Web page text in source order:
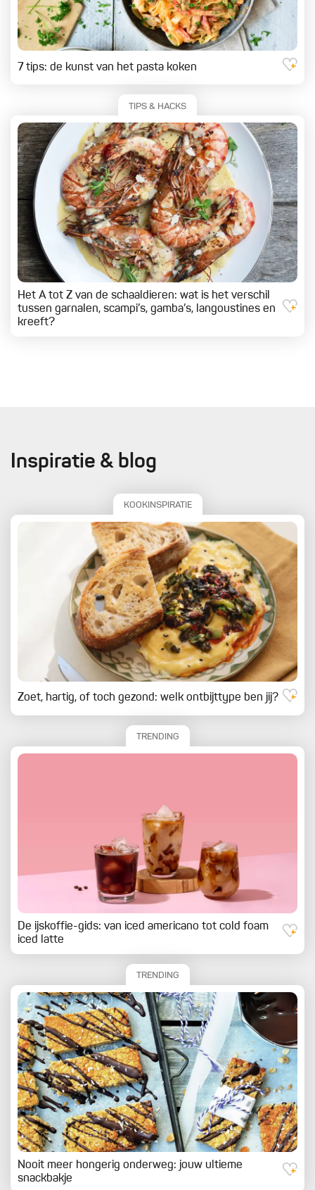
7 tips: de kunst van het pasta koken
TIPS & HACKS
Het A tot Z van de schaaldieren: wat is het verschil
tussen garnalen, scampi’s, gamba’s, langoustines en
kreeft?
Inspiratie & blog
KOOKINSPIRATIE
Zoet, hartig, of toch gezond: welk ontbijttype ben jij?
TRENDING
De ijskoffie-gids: van iced americano tot cold foam
iced latte
TRENDING
Nooit meer hongerig onderweg: jouw ultieme
snackbakje